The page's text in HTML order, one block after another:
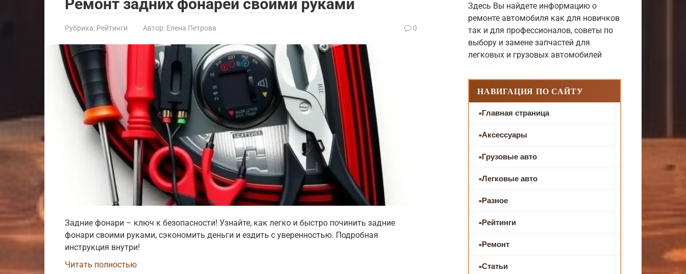
Ремонт задних фонарей своими руками
Рубрика: Рейтинги Автор: Елена Петрова 0
Задние фонари – ключ к безопасности! Узнайте, как легко и быстро починить задние
фонари своими руками, сэкономить деньги и ездить с уверенностью. Подробная
инструкция внутри!
Читать полностью
Здесь Вы найдете информацию о
ремонте автомобиля как для новичков
так и для профессионалов, советы по
выбору и замене запчастей для
легковых и грузовых автомобилей
НАВИГАЦИЯ ПО САЙТУ
Главная страница
Аксессуары
Грузовые авто
Легковые авто
Разное
Рейтинги
Ремонт
Статьи